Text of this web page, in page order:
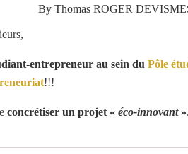
By Thomas ROGER
entrepreneur au sein duPôle
!!!
concrétiser un projet « éco-innovant».